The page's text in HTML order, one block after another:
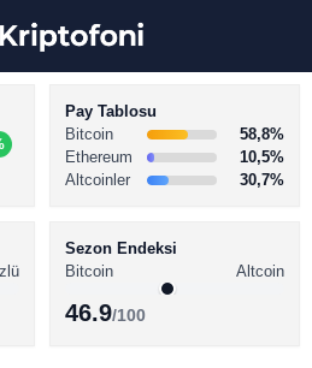
Pay Tablosu
Bitcoin
58,8%
Ethereum
10,5%
Altcoinler
30,7%
Sezon Endeksi
Bitcoin
Altcoin
46.9/100